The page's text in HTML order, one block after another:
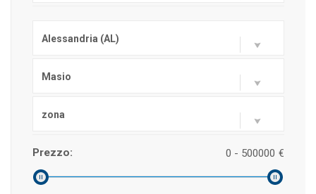
Alessandria (AL)
Masio
zona
Prezzo: €
0 - 500000